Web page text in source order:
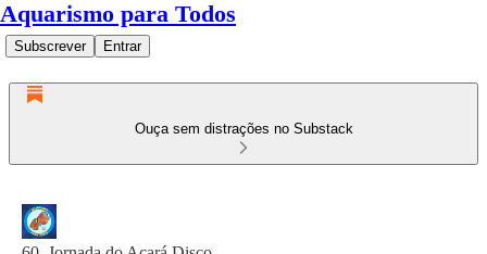
Aquarismo para Todos
Subscrever Entrar
Ouça sem distrações no Substack